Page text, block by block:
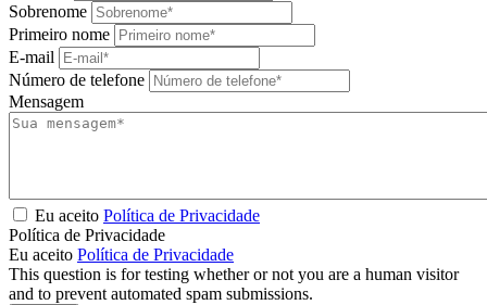
Sobrenome
Primeiro nome
E-mail
Número de telefone
Mensagem
Eu aceito Política de Privacidade
Política de Privacidade
Eu aceito Política de Privacidade
This question is for testing whether or not you are a human visitor
and to prevent automated spam submissions.